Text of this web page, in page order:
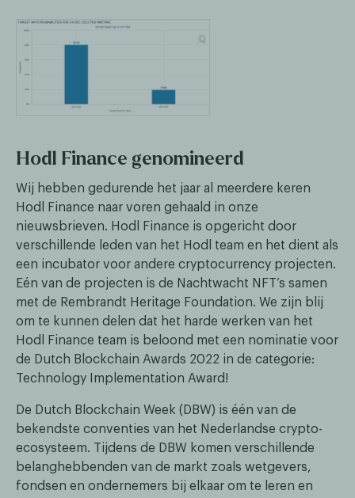
Hodl Finance genomineerd
Wij hebben gedurende het jaar al meerdere keren
Hodl Finance naar voren gehaald in onze
nieuwsbrieven. Hodl Finance is opgericht door
verschillende leden van het Hodl team en het dient als
een incubator voor andere cryptocurrency projecten.
Eén van de projecten is de Nachtwacht NFT’s samen
met de Rembrandt Heritage Foundation. We zijn blij
om te kunnen delen dat het harde werken van het
Hodl Finance team is beloond met een nominatie voor
de Dutch Blockchain Awards 2022 in de categorie:
Technology Implementation Award!
De Dutch Blockchain Week (DBW) is één van de
bekendste conventies van het Nederlandse crypto-
ecosysteem. Tijdens de DBW komen verschillende
belanghebbenden van de markt zoals wetgevers,
fondsen en ondernemers bij elkaar om te leren en